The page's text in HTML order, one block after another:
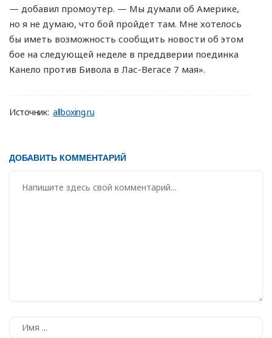
— добавил промоутер. — Мы думали об Америке,
но я не думаю, что бой пройдет там. Мне хотелось
бы иметь возможность сообщить новости об этом
бое на следующей неделе в преддверии поединка
Канело против Бивола в Лас-Вегасе 7 мая».
Источник: allboxing.ru
ДОБАВИТЬ КОММЕНТАРИЙ